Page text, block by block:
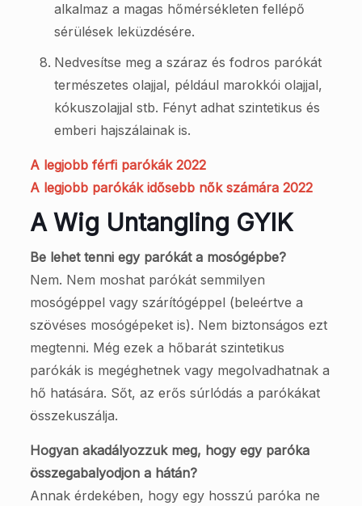
alkalmaz a magas hőmérsékleten fellépő
sérülések leküzdésére.
Nedvesítse meg a száraz és fodros parókát
természetes olajjal, például marokkói olajjal,
kókuszolajjal stb. Fényt adhat szintetikus és
emberi hajszálainak is.
A legjobb férfi parókák 2022
A legjobb parókák idősebb nők számára 2022
A Wig Untangling GYIK
Be lehet tenni egy parókát a mosógépbe?
Nem. Nem moshat parókát semmilyen
mosógéppel vagy szárítógéppel (beleértve a
szövéses mosógépeket is). Nem biztonságos ezt
megtenni. Még ezek a hőbarát szintetikus
parókák is megéghetnek vagy megolvadhatnak a
hő hatására. Sőt, az erős súrlódás a parókákat
összekuszálja.
Hogyan akadályozzuk meg, hogy egy paróka
összegabalyodjon a hátán?
Annak érdekében, hogy egy hosszú paróka ne